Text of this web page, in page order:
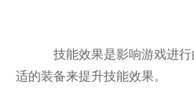
技能效果是影响游戏进行
适的装备来提升技能效果。